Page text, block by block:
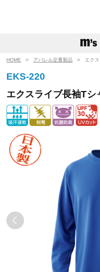
HOME アパレル定番製品 エク
EKS-220
エクスライブ長袖Tシ